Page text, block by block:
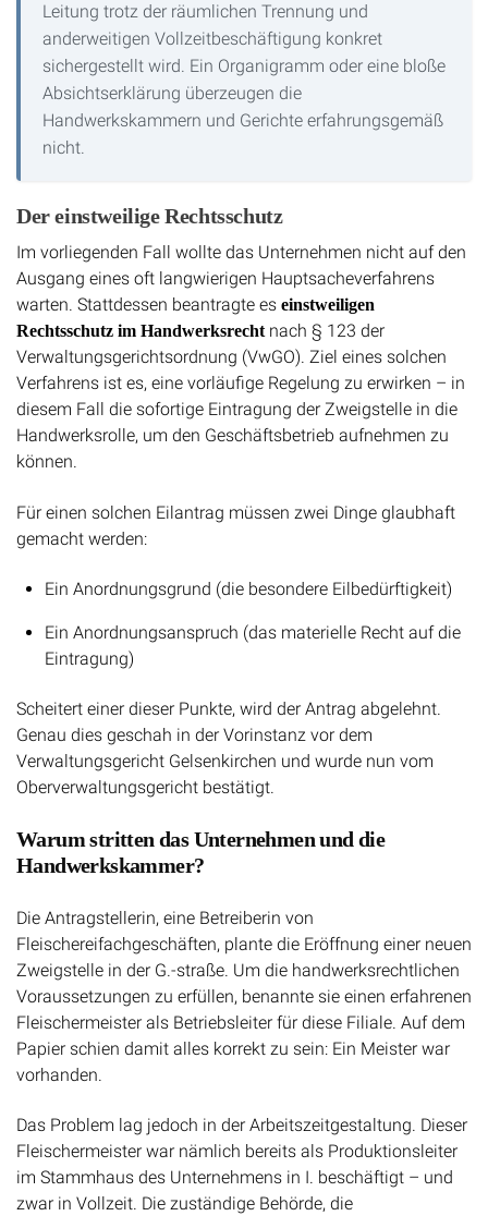
Leitung trotz der räumlichen Trennung und
anderweitigen Vollzeitbeschäftigung konkret
sichergestellt wird. Ein Organigramm oder eine bloße
Absichtserklärung überzeugen die
Handwerkskammern und Gerichte erfahrungsgemäß
nicht.
Der einstweilige Rechtsschutz
Im vorliegenden Fall wollte das Unternehmen nicht auf den
Ausgang eines oft langwierigen Hauptsacheverfahrens
warten. Stattdessen beantragte es einstweiligen
Rechtsschutz im Handwerksrechtnach § 123 der
Verwaltungsgerichtsordnung (VwGO). Ziel eines solchen
Verfahrens ist es, eine vorläufige Regelung zu erwirken – in
diesem Fall die sofortige Eintragung der Zweigstelle in die
Handwerksrolle, um den Geschäftsbetrieb aufnehmen zu
können.
Für einen solchen Eilantrag müssen zwei Dinge glaubhaft
gemacht werden:
Ein Anordnungsgrund (die besondere Eilbedürftigkeit)
Ein Anordnungsanspruch (das materielle Recht auf die
Eintragung)
Scheitert einer dieser Punkte, wird der Antrag abgelehnt.
Genau dies geschah in der Vorinstanz vor dem
Verwaltungsgericht Gelsenkirchen und wurde nun vom
Oberverwaltungsgericht bestätigt.
Warum stritten das Unternehmen und die
Handwerkskammer?
Die Antragstellerin, eine Betreiberin von
Fleischereifachgeschäften, plante die Eröffnung einer neuen
Zweigstelle in der G.-straße. Um die handwerksrechtlichen
Voraussetzungen zu erfüllen, benannte sie einen erfahrenen
Fleischermeister als Betriebsleiter für diese Filiale. Auf dem
Papier schien damit alles korrekt zu sein: Ein Meister war
vorhanden.
Das Problem lag jedoch in der Arbeitszeitgestaltung. Dieser
Fleischermeister war nämlich bereits als Produktionsleiter
im Stammhaus des Unternehmens in I. beschäftigt – und
zwar in Vollzeit. Die zuständige Behörde, die